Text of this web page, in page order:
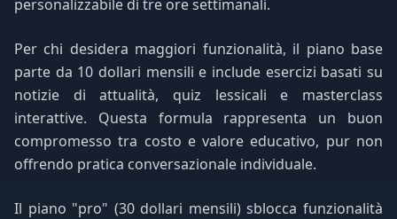
personalizzabile di tre ore settimanali.
Per chi desidera maggiori funzionalità, il piano base
parte da 10 dollari mensili e include esercizi basati su
notizie di attualità, quiz lessicali e masterclass
interattive. Questa formula rappresenta un buon
compromesso tra costo e valore educativo, pur non
offrendo pratica conversazionale individuale.
Il piano "pro" (30 dollari mensili) sblocca funzionalità